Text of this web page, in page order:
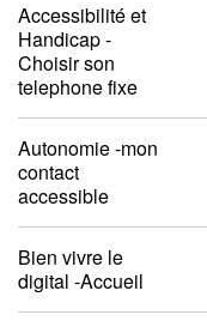
Accessibilité et
Handicap -
Choisir son
telephone fixe
Autonomie -mon
contact
accessible
Bien vivre le
digital -Accueil